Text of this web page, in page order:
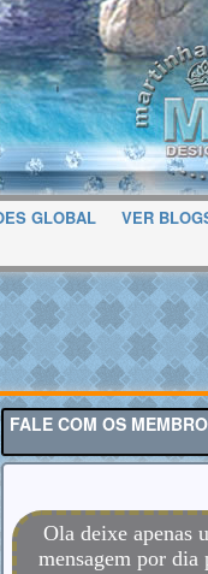
GLOBAL
VER
FALE COM OS
Ola deixe apenas
mensagem por dia